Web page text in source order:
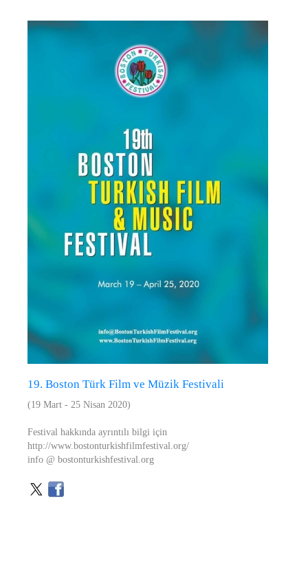
19. Boston Türk Film ve Müzik Festivali
(19 Mart - 25 Nisan 2020)
Festival hakkında ayrıntılı bilgi için
http://www.bostonturkishfilmfestival.org/
info @ bostonturkishfestival.org